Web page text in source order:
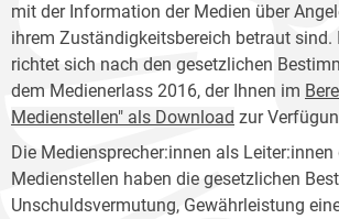
mit der Information der Medien über
ihrem Zuständigkeitsbereich betraut sind.
richtet sich nach den gesetzlichen
dem Medienerlass 2016, der Ihnen im
Medienstellen" als Download zur
Die Mediensprecher:innen als Leiter:innen
Medienstellen haben die gesetzlichen
Unschuldsvermutung, Gewährleistung